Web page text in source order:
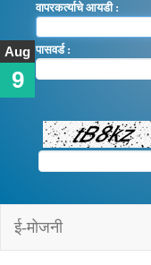
वापरकर्त्याचे आयडी :
पासवर्ड :
ई-मोजनी
Aug
9